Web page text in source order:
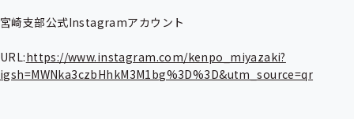
宮崎支部公式Instagramアカウント
URL:https://www.instagram.com/kenpo_miyazaki?
igsh=MWNka3czbHhkM3M1bg%3D%3D&utm_source=qr